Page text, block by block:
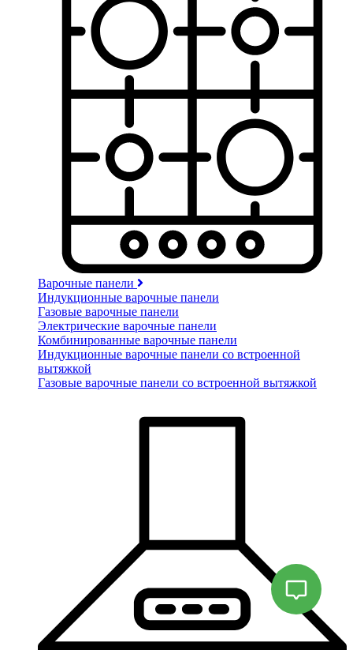
Варочные панели
Индукционные варочные панели
Газовые варочные панели
Электрические варочные панели
Комбинированные варочные панели
Индукционные варочные панели со встроенной
вытяжкой
Газовые варочные панели со встроенной вытяжкой